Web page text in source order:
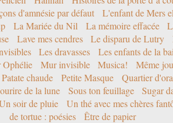
d'amnésie par défaut L'enfant de Mers
La Mariée du Nil La mémoire effacée
Lave mes cendres Le disparu de Lutry
Les dravasses Les enfants de la
Ophélie Mur invisible Musica! Même
Patate chaude Petite Masque Quartier
de la lune Sous ton feuillage Sugar
soir de pluie Un thé avec mes chères
de tortue : poésies
Être de papier